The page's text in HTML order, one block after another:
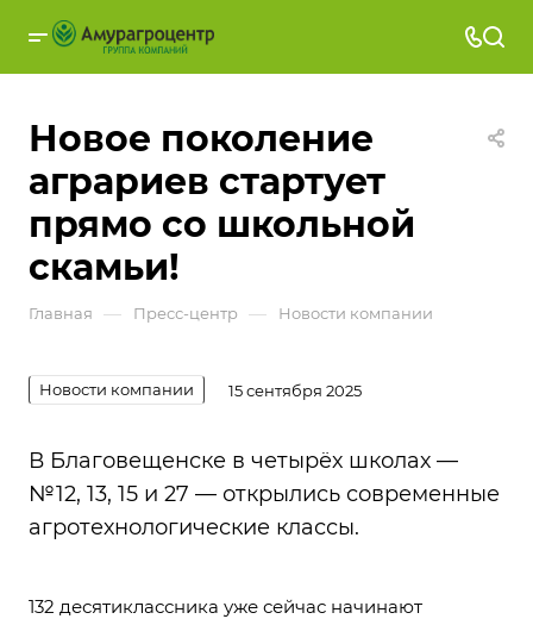
Новое поколение
аграриев стартует
прямо со школьной
скамьи!
Главная — Пресс-центр — Новости компании
Новости компании 15 сентября 2025
В Благовещенске в четырёх школах —
№12, 13, 15 и 27 — открылись современные
агротехнологические классы.
132 десятиклассника уже сейчас начинают